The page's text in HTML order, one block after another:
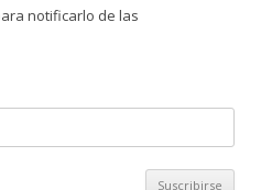
notificarlo de las